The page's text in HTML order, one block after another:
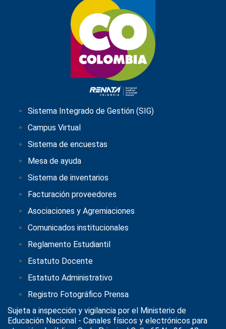
Sistema Integrado de Gestión (SIG)
Campus Virtual
Sistema de encuestas
Mesa de ayuda
Sistema de inventarios
Facturación proveedores
Asociaciones y Agremiaciones
Comunicados institucionales
Reglamento Estudiantil
Estatuto Docente
Estatuto Administrativo
Registro Fotográfico Prensa
Sujeta a inspección y vigilancia por el Ministerio de
Educación Nacional - Canales físicos y electrónicos para